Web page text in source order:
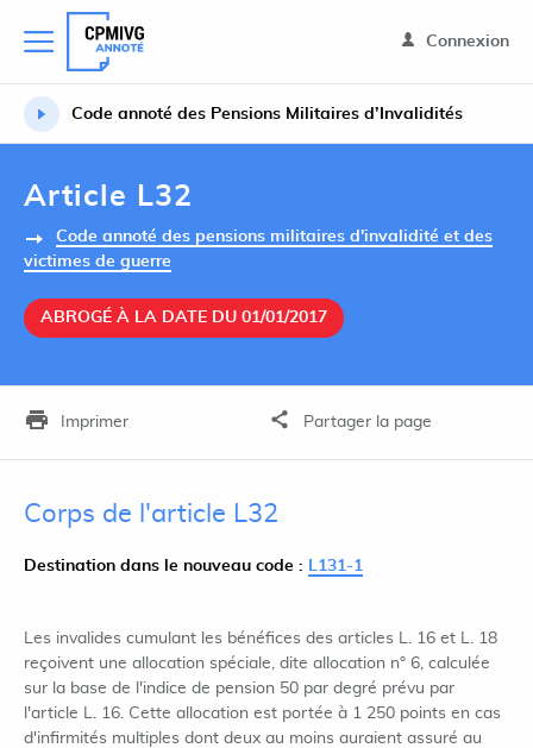
Connexion
Code annoté des Pensions Militaires d’Invalidités
Article L32
Code annoté des pensions militaires d'invalidité et des
victimes de guerre
ABROGÉ À LA DATE DU 01/01/2017
Imprimer Partager la page
Corps de l'article L32
Destination dans le nouveau code : L131-1
Les invalides cumulant les bénéfices des articles L. 16 et L. 18
reçoivent une allocation spéciale, dite allocation n° 6, calculée
sur la base de l'indice de pension 50 par degré prévu par
l'article L. 16. Cette allocation est portée à 1 250 points en cas
d'infirmités multiples dont deux au moins auraient assuré au